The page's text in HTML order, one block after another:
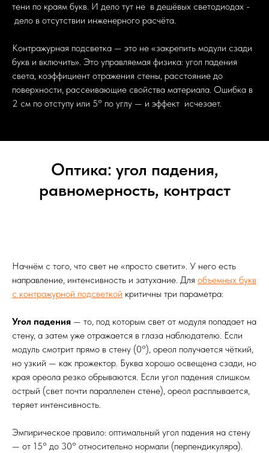
тени по краям букв. И дело тут не в дешёвых светодиодах -
дело в отсутствии инженерного расчёта.
Контражурная подсветка — это не «закрепить модули сзади
букв и включить». Это управляемая физика: угол падения
света, коэффициент отражения стены, расстояние до
поверхности, рассеивающие свойства материала. Ошибка в
2 см по отступу или 5° по углу — и эффект исчезает.
Оптика: угол падения,
равномерность, контраст
Начнём с того, что свет не «просто светит». У него есть
направление, интенсивность и затухание. Для объемных букв
с контражурной подсветкой критичны три параметра:
Угол падения — то, под которым свет от модуля попадает на
стену, а затем уже отражается в глаза наблюдателю. Если
модуль смотрит прямо в стену (0°), ореол получается чёткий,
но узкий — как прожектор. Буква хорошо освещена сзади, но
края ореола резко обрываются. Если угол падения слишком
острый (свет почти параллелен стене), ореол расплывается,
теряет интенсивность.
Эмпирическое правило: оптимальный угол падения на стену
— от 15° до 30° относительно нормали (перпендикуляра).